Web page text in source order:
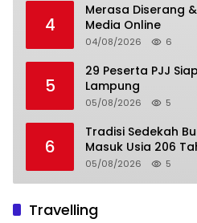
4
Merasa Diserang
Media Online
04/08/2026 6
5
29 Peserta PJJ Siap Ikuti
Lampung
05/08/2026 5
6
Tradisi Sedekah
Masuk Usia 206
05/08/2026 5
Travelling